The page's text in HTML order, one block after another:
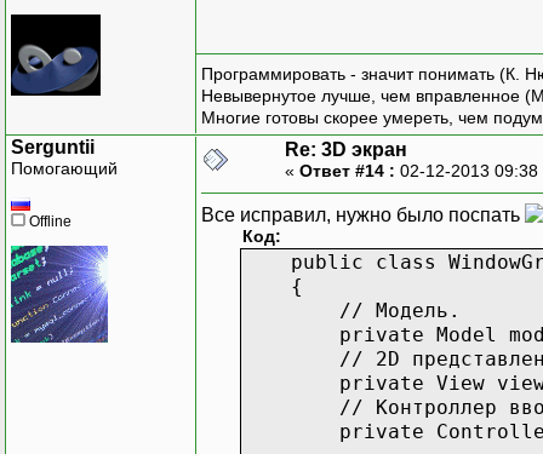
}
public
// Создаём части и
this.model =
this.view = new
this.controller =
// Включаем двойную
// Создаём
this.background =
this.foreground = new
// Обрабатываем
this.view.Updated
}
// Перехват нужных
// Отрисовка
protected override
Программировать - значит понимать (К.
Невывернутое лучше, чем вправленное
Многие готовы скорее умереть, чем
Serguntii
Помогающий
Offline
Re: 3D экран
« Ответ #14 : 02-12-2013
Все исправил, нужно было поспать
Код:
public class
{
// Модель.
private Model
// 2D
private View
// Контроллер ввода
private Controller